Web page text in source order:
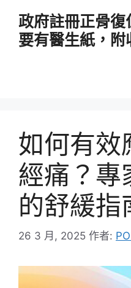
政府註冊正骨
要有醫生紙，附
如何有效
經痛？專
的舒緩指
26 3 月, 2025 作者: